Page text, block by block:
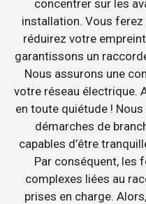
concentrer sur les
installation. Vous ferez
réduirez votre
garantissons un
Nous assurons une
votre réseau électrique.
en toute quiétude !
démarches de
capables d’être
Par conséquent, les
complexes liées au
prises en charge.